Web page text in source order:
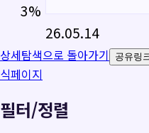
3%
26.05.14
상세탐색으로 돌아가기 공유링
식페이지
필터/정렬